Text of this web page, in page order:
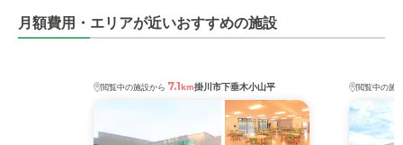
月額費用・エリアが近いおすすめの施設
閲覧中の施設から 7.1km掛川市下垂木小山平 閲覧中の施